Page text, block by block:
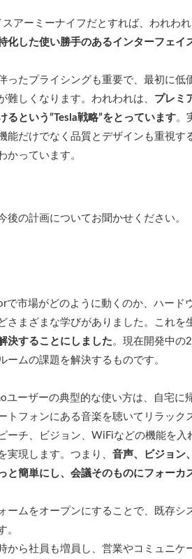
スアーミーナイフだとすれば、われわ
化した使い勝手のあるインターフェイ
ったプライシングも重要で、最初に低
難しくなります。われわれは、 プレミ
るという”Tesla戦略”をとっています。
能だけでなく品質とデザインも重視す
かっています。
後の計画についてお聞かせください。
で市場がどのように動くのか、ハード
さまざまな学びがありました。これを
決することにしました 。現在開発中の
ームの課題を解決するものです。
ユーザーの典型的な使い方は、自宅に
トフォンにある音楽を聴いてリラック
ーチ、ビジョン、WiFiなどの機能を入
実現します。つまり、 音声、ビジョン
と簡単にし、会議そのものにフォーカ
ームをオープンにすることで、既存シ
。
から社員も増員し、営業やコミュニケ